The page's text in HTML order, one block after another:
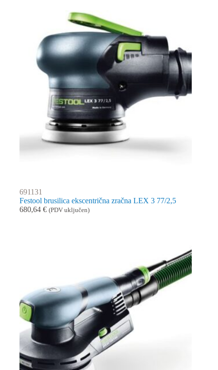
691131
Festool brusilica ekscentrična zračna LEX 3 77/2,5
680,64 € (PDV uključen)